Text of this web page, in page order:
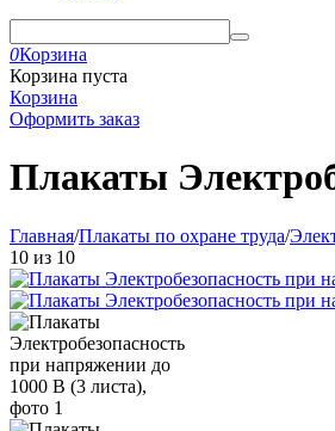
0Корзина
Корзина пуста
Корзина
Оформить заказ
Плакаты
Главная/Плакаты по охране труда/
10 из 10